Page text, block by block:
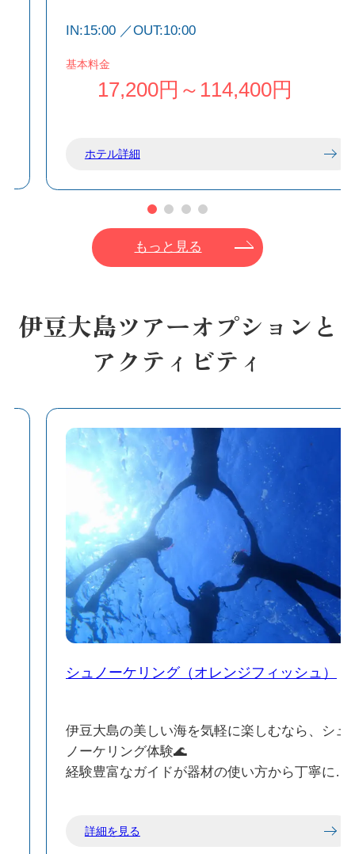
アメニティも充実し、手ぶらでも安心。
ペースや宴会場も完備。
港や空港からのアクセスも良く、島旅の拠点に
IN:15:00 ／OUT:10:00
基本料金
17,200円～114,400円
ホテル詳細
もっと見る
伊豆大島ツアーオプションと
アクティビティ
シュノーケリング（オレンジフィッシュ）
伊豆大島の美しい海を気軽に楽しむなら、シュ
ノーケリング体験🌊
経験豊富なガイドが器材の使い方から丁寧にサ
海に顔をつけるだけで広がる水中の世界は、伊
詳細を見る